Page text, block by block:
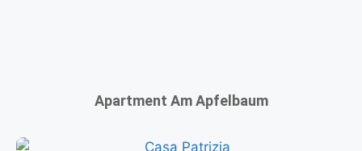
Apartment Am Apfelbaum